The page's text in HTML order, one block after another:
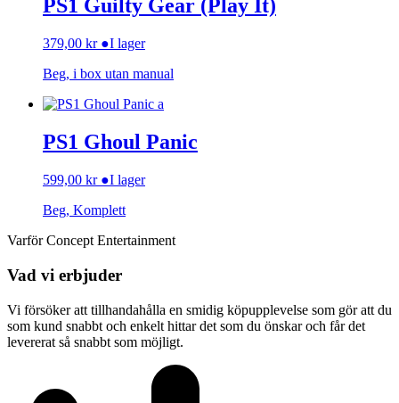
PS1 Guilty Gear (Play It)
379,00 kr ●I lager
Beg, i box utan manual
PS1 Ghoul Panic
599,00 kr ●I lager
Beg, Komplett
Varför Concept Entertainment
Vad vi erbjuder
Vi försöker att tillhandahålla en smidig köpupplevelse som gör att du
som kund snabbt och enkelt hittar det som du önskar och får det
levererat så snabbt som möjligt.